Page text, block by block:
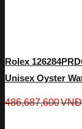
Rolex
Unisex Oyster
486,687,600VNĐ